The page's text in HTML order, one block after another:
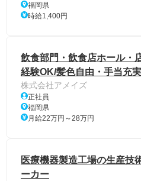
福岡県
時給1,400円
飲食部門・飲食店ホール・
経験OK/髪色自由・手当充
株式会社アメイズ
正社員
福岡県
月給22万円～28万円
医療機器製造工場の生産技
ーカー